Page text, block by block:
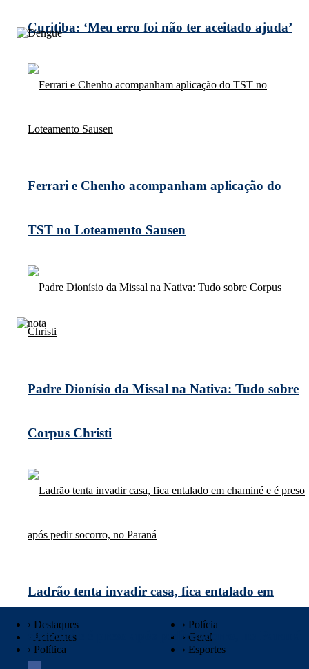
Curitiba: ‘Meu erro foi não ter aceitado ajuda’
Ferrari e Chenho acompanham aplicação do
TST no Loteamento Sausen
Padre Dionísio da Missal na Nativa: Tudo sobre
Corpus Christi
Ladrão tenta invadir casa, fica entalado em
chaminé e é preso após pedir socorro, no Paraná
› Destaques
› Acidentes
› Política
› Polícia
› Geral
› Esportes